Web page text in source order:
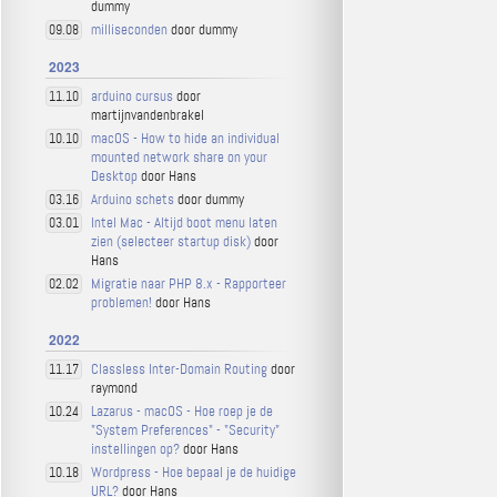
dummy
09.08 milliseconden door dummy
2023
11.10 arduino cursus door
martijnvandenbrakel
10.10
macOS - How to hide an individual
mounted network share on your
Desktop door Hans
03.16 Arduino schets door dummy
03.01
Intel Mac - Altijd boot menu laten
zien (selecteer startup disk)door
Hans
02.02
Migratie naar PHP 8.x - Rapporteer
problemen! door Hans
2022
11.17 Classless Inter-Domain Routingdoor
raymond
10.24
Lazarus - macOS - Hoe roep je de
"System Preferences" - "Security"
instellingen op?door Hans
10.18
Wordpress - Hoe bepaal je de huidige
URL?door Hans